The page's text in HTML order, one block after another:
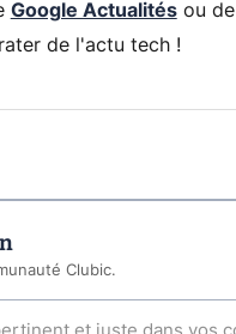
Google Actualitésou de
de l'actu tech !
Clubic.